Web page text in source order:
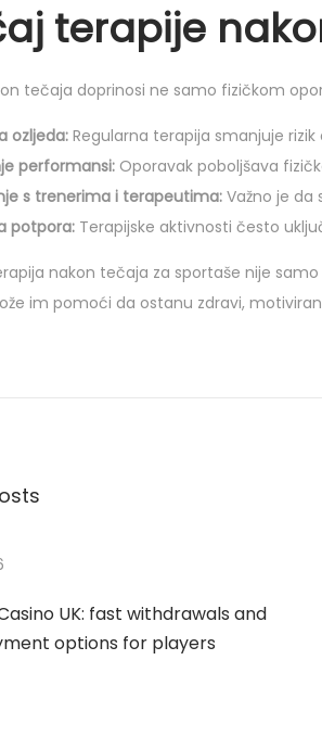
terapije
tečaja doprinosi ne samo fizičkom
ozljeda: Regularna terapija smanjuje
performansi: Oporavak poboljšava
s trenerima i terapeutima: Važno je da
potpora: Terapijske aktivnosti često
nakon tečaja za sportaše nije
im pomoći da ostanu zdravi,
UK: fast withdrawals and
options for players